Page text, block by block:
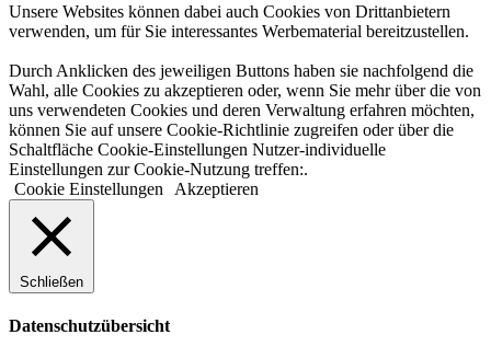
Unsere Websites können dabei auch Cookies von Drittanbietern
verwenden, um für Sie interessantes Werbematerial bereitzustellen.
Durch Anklicken des jeweiligen Buttons haben sie nachfolgend die
Wahl, alle Cookies zu akzeptieren oder, wenn Sie mehr über die von
uns verwendeten Cookies und deren Verwaltung erfahren möchten,
können Sie auf unsere Cookie-Richtlinie zugreifen oder über die
Schaltfläche Cookie-Einstellungen Nutzer-individuelle
Einstellungen zur Cookie-Nutzung treffen:.
Cookie Einstellungen
Akzeptieren
Schließen
Datenschutzübersicht